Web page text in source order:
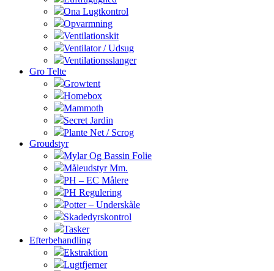
Ona Lugtkontrol
Opvarmning
Ventilationskit
Ventilator / Udsug
Ventilationsslanger
Gro Telte
Growtent
Homebox
Mammoth
Secret Jardin
Plante Net / Scrog
Groudstyr
Mylar Og Bassin Folie
Måleudstyr Mm.
PH – EC Målere
PH Regulering
Potter – Underskåle
Skadedyrskontrol
Tasker
Efterbehandling
Ekstraktion
Lugtfjerner